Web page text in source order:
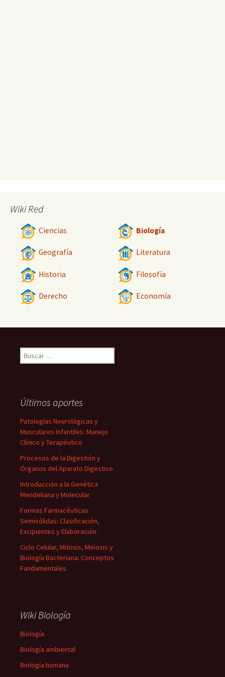
Wiki Red
Ciencias Biología
Geografía Literatura
Historia Filosofía
Derecho Economía
Buscar:
Últimos aportes
Patologías Neurológicas y
Musculares Infantiles: Manejo
Clínico y Terapéutico
Procesos de la Digestión y
Órganos del Aparato Digestivo
Introducción a la Genética
Mendeliana y Molecular
Formas Farmacéuticas
Semisólidas: Clasificación,
Excipientes y Elaboración
Ciclo Celular, Mitosis, Meiosis y
Biología Bacteriana: Conceptos
Fundamentales
Wiki Biología
Biología
Biología ambiental
Biología humana